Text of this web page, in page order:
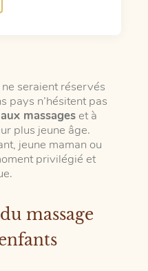
seraient réservés
pays n’hésitent pas
massages et à
plus jeune âge.
jeune maman ou
privilégié et
massage